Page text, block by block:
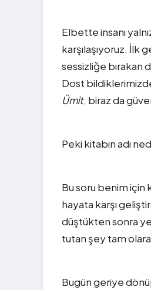
Elbette insanı
karşılaşıyoruz. İlk
sessizliğe bırakan
Dost
Ümit, biraz da
Peki kitabın adı
Bu soru benim için
hayata karşı
düştükten sonra
tutan şey tam
Bugün geriye